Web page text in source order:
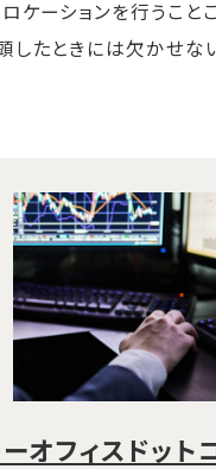
ケーションを行うこと
たときには欠かせな
オフィスドット